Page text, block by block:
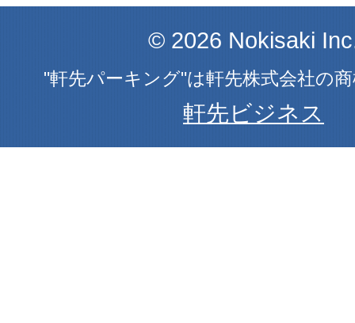
© 2026 Nokisaki
"軒先パーキング"は軒先株式会社の
軒先ビジネス